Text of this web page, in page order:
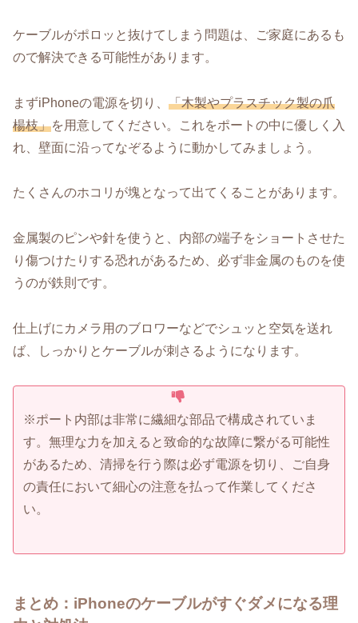
ケーブルがポロッと抜けてしまう問題は、ご家庭にあるも
ので解決できる可能性があります。
まずiPhoneの電源を切り、 「木製やプラスチック製の爪
楊枝」を用意してください。これをポートの中に優しく入
れ、壁面に沿ってなぞるように動かしてみましょう。
たくさんのホコリが塊となって出てくることがあります。
金属製のピンや針を使うと、内部の端子をショートさせた
り傷つけたりする恐れがあるため、必ず非金属のものを使
うのが鉄則です。
仕上げにカメラ用のブロワーなどでシュッと空気を送れ
ば、しっかりとケーブルが刺さるようになります。
※ポート内部は非常に繊細な部品で構成されていま
す。無理な力を加えると致命的な故障に繋がる可能性
があるため、清掃を行う際は必ず電源を切り、ご自身
の責任において細心の注意を払って作業してくださ
い。
まとめ：iPhoneのケーブルがすぐダメになる理